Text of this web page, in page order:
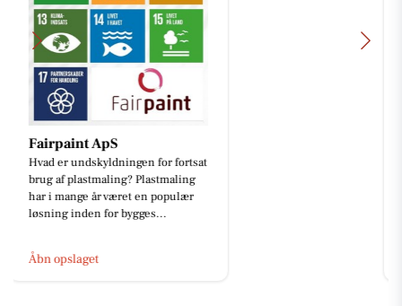
TT CARS ApS
Vi forstår godt hvorfor du ikke kan
fjerne blikket fra denne Mitsubishi
Space Star 😍 Det kan vi heller
ikke! Tag et nærmere...